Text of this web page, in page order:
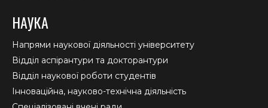
НАУКА
Напрями наукової діяльності університету
Відділ аспірантури та докторантури
Відділ наукової роботи студентів
Інноваційна, науково-технічна діяльність